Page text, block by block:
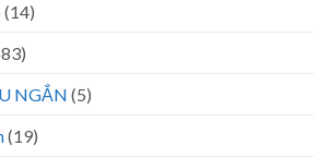
(14)
NGẮN (5)
(19)